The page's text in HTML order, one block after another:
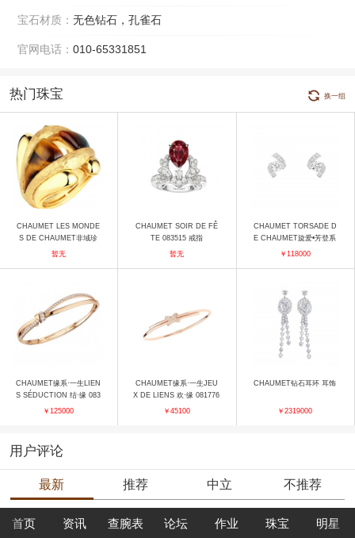
宝石材质： 无色钻石，孔雀石
官网电话： 010-65331851
热门珠宝 换一组
CHAUMET LES MONDE
S DE CHAUMET非域珍
藏“护身图腾”戒指 戒指
暂无
CHAUMET SOIR DE FÊ
TE 083515 戒指
暂无
CHAUMET TORSADE D
E CHAUMET旋爱•芳登系
列084355 耳饰
￥118000
CHAUMET缘系·一生LIEN
S SÉDUCTION 结·缘 083
229 手镯
￥125000
CHAUMET缘系·一生JEU
X DE LIENS 欢·缘 081776
手镯
￥45100
CHAUMET钻石耳环 耳饰
￥2319000
用户评论
最新 推荐 中立 不推荐
首页 资讯 查腕表 论坛 作业 珠宝 明星